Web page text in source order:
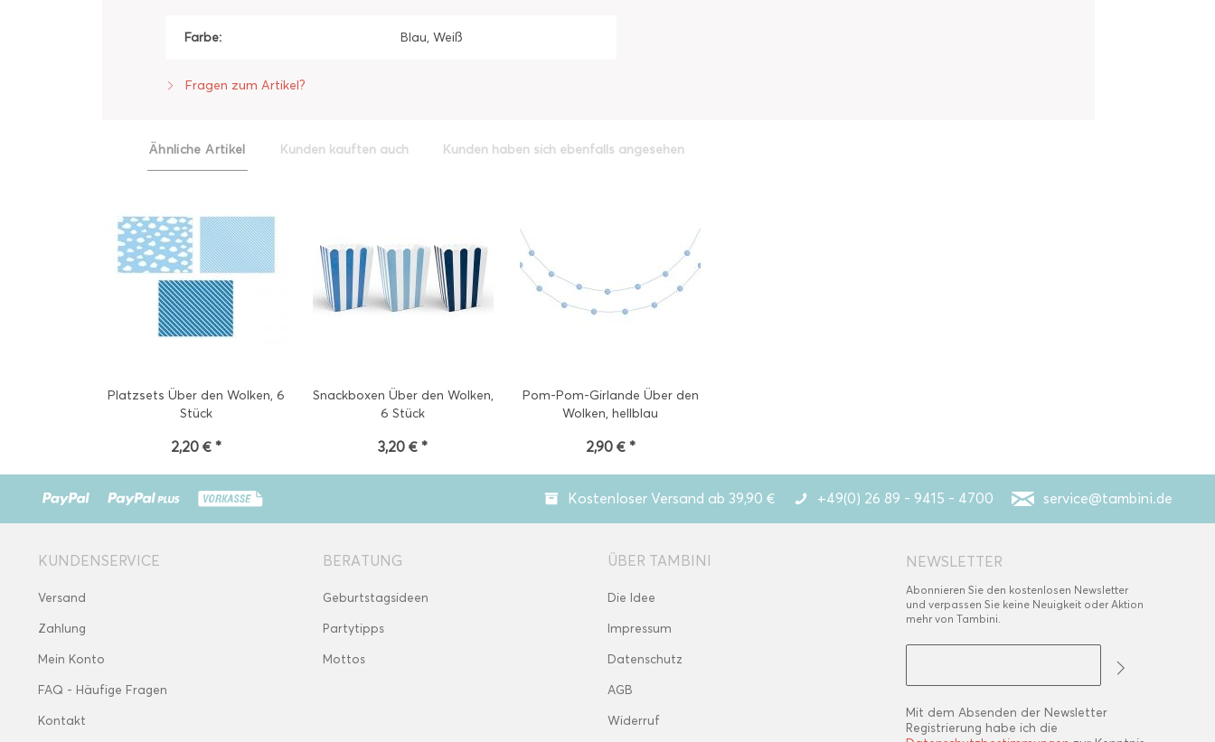
Farbe: Blau, Weiß
Fragen zum Artikel?
Ähnliche Artikel Kunden kauften auch Kunden haben sich ebenfalls angesehen
Platzsets Über den Wolken, 6
Stück
2,20 € *
Snackboxen Über den Wolken,
6 Stück
3,20 € *
Pom-Pom-Girlande Über den
Wolken, hellblau
2,90 € *
Kostenloser Versand ab 39,90 € +49(0) 26 89 - 9415 - 4700 service@tambini.de
KUNDENSERVICE
Versand
Zahlung
Mein Konto
FAQ - Häufige Fragen
Kontakt
BERATUNG
Geburtstagsideen
Partytipps
Mottos
ÜBER TAMBINI
Die Idee
Impressum
Datenschutz
AGB
Widerruf
NEWSLETTER
Abonnieren Sie den kostenlosen Newsletter
und verpassen Sie keine Neuigkeit oder Aktion
mehr von Tambini.
Mit dem Absenden der Newsletter
Registrierung habe ich die